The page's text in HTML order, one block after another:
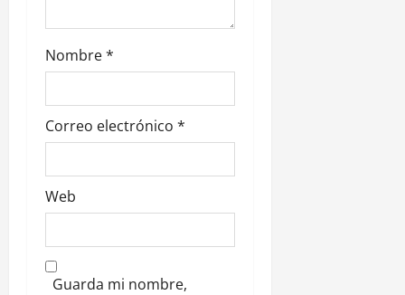
d
a
s
Nombre*
Correo electrónico *
Web
Guarda mi nombre,